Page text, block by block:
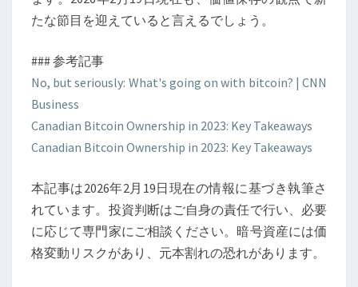
たな節目を迎えていると言えるでしょう。
### 参考記事
No, but seriously: What's going on with bitcoin? | CNN
Business
Canadian Bitcoin Ownership in 2023: Key Takeaways
Canadian Bitcoin Ownership in 2023: Key Takeaways
本記事は2026年2月19日現在の情報に基づき執筆さ
れています。投資判断はご自身の責任で行い、必要
に応じて専門家にご相談ください。暗号資産には価
格変動リスクがあり、元本割れの恐れがあります。